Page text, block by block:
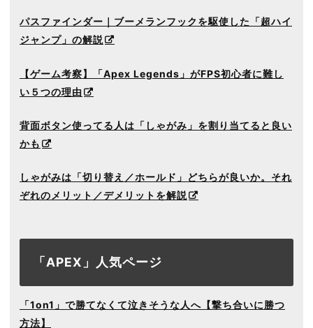
パスファインダー｜ブーメランフックを駆使した「超ハイ
ジャンプ」の解説
【ゲーム考察】「Apex Legends」がFPS初心者に難し
い５つの理由
背面ボタン使ってる人は「しゃがみ」を割り当てると良い
かも
しゃがみは「切り替え／ホールド」どちらが良いか。それ
ぞれのメリット／デメリットを解説
「APEX」人気ページ
「1on1」で勝てなくて泣きそうな人へ【撃ち合いに勝つ
方法】